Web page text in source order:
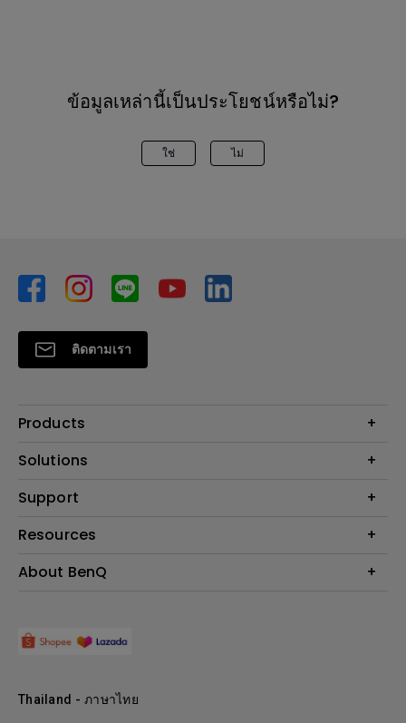
ข้อมูลเหล่านี้เป็นประโยชน์หรือไม่?
ใช่ ไม่
ติดตามเรา
Products
โปรเจคเตอร์
โคมไฟ
Solutions
BenQ AQCOLOR Technology
สำหรับภาคธุรกิจ
Support
ติดต่อเรา
ศูนย์บริการ
Resources
คำนวณระยะทางฉายโปรเจคเตอร์
About BenQ
Lazada Official Store
Thailand - ภาษาไทย